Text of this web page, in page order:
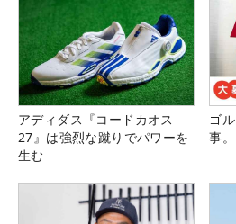
アディダス『コードカオス
27』は強烈な蹴りでパワーを
生む
ゴ
事